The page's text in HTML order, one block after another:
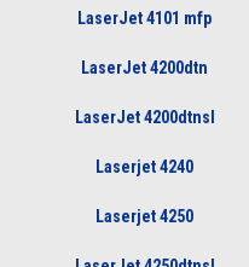
LaserJet 4101 mfp
LaserJet 4200dtn
LaserJet 4200dtnsl
Laserjet 4240
Laserjet 4250